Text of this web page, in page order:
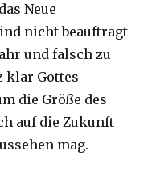
Neue
nicht beauftragt
und falsch zu
klar Gottes
die Größe des
auf die Zukunft
mag.